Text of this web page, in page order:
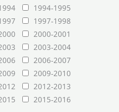
1994-1995
1997-1998
2000-2001
2003-2004
2006-2007
2009-2010
2012-2013
2015-2016